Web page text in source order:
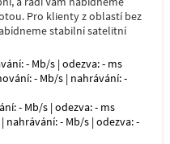
Pro klienty z oblastí bez
stabilní satelitní
- Mb/s | odezva: - ms
- Mb/s | nahrávání: -
- Mb/s | odezva: - ms
nahrávání: - Mb/s | odezva: -